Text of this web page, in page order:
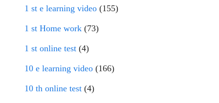
1 st e learning video (155)
1 st Home work (73)
1 st online test (4)
10 e learning video (166)
10 th online test (4)